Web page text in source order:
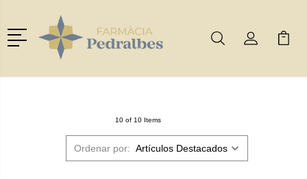
Menú
BuscarMi Cuenta
Mi
10 of 10 Items
Ordenar por: